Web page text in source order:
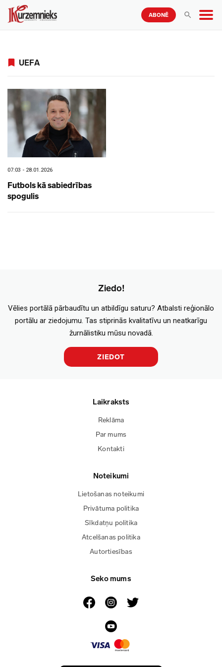
ABONĒ
UEFA
07:03 - 28.01.2026
Futbols kā sabiedrības
spogulis
Ziedo!
Vēlies portālā pārbaudītu un atbildīgu saturu? Atbalsti reģionālo
portālu ar ziedojumu. Tas stiprinās kvalitatīvu un neatkarīgu
žurnālistiku mūsu novadā.
ZIEDOT
Laikraksts
Reklāma
Par mums
Kontakti
Noteikumi
Lietošanas noteikumi
Privātuma politika
Sīkdatņu politika
Atcelšanas politika
Autortiesības
Seko mums